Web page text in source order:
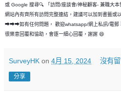
或 Google 搜尋🔍 「訪問/座談會/神秘顧客- 兼職大本
網站內有齊所有訪問完整連結，建議可以加到書籤或
➡➡➡如有任何問題， 歡迎whatsapp/網上私訊/電郵
很樂意回覆和恊助，會逐一細心回覆，謝謝 😄
SurveyHK on 4月 15, 2024 沒有
分享